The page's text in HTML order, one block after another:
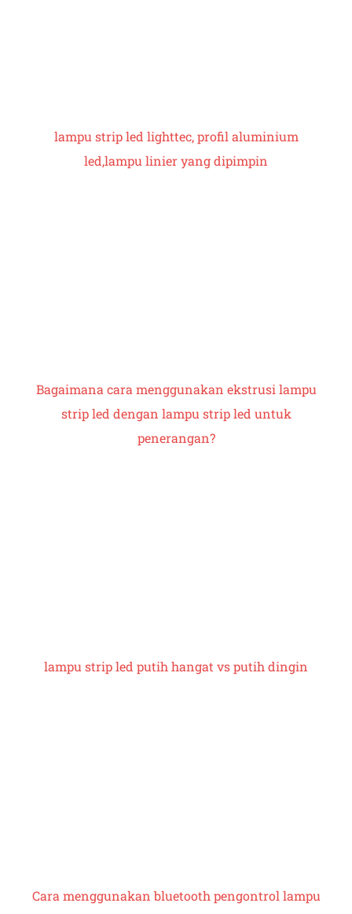
lampu strip led lighttec, profil aluminium
led,lampu linier yang dipimpin
Bagaimana cara menggunakan ekstrusi lampu
strip led dengan lampu strip led untuk
penerangan?
lampu strip led putih hangat vs putih dingin
Cara menggunakan bluetooth pengontrol lampu